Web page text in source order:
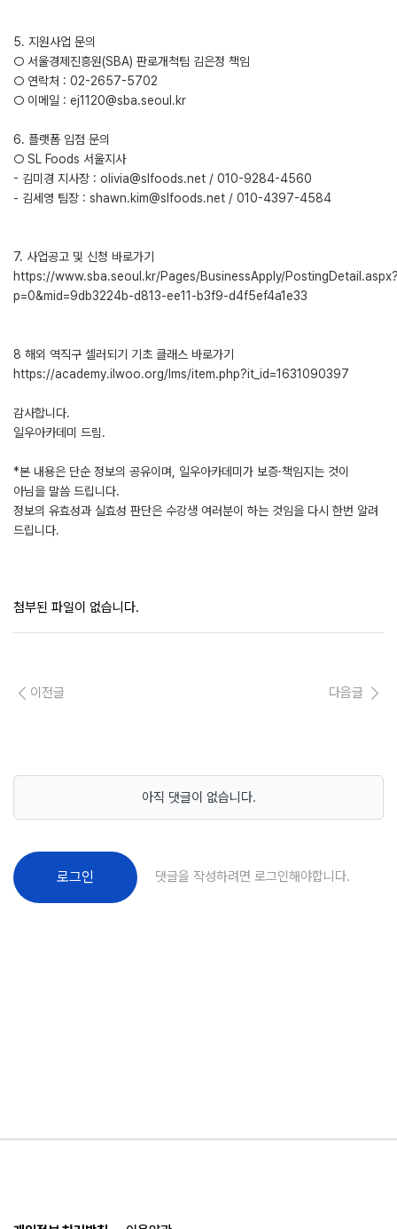
5. 지원사업 문의
○ 서울경제진흥원(SBA) 판로개척팀 김은정 책임
○ 연락처 : 02-2657-5702
○ 이메일 : ej1120@sba.seoul.kr
6. 플랫폼 입점 문의
○ SL Foods 서울지사
- 김미경 지사장 : olivia@slfoods.net / 010-9284-4560
- 김세영 팀장 : shawn.kim@slfoods.net / 010-4397-4584
7. 사업공고 및 신청 바로가기
https://www.sba.seoul.kr/Pages/BusinessApply/
p=0&mid=9db3224b-d813-ee11-b3f9-d4f5ef4a1e33
8 해외 역직구 셀러되기 기초 클래스 바로가기
https://academy.ilwoo.org/lms/item.php?it_id=1631090397
감사합니다.
일우아카데미 드림.
*본 내용은 단순 정보의 공유이며, 일우아카데미가 보증·책임지는 것이
아님을 말씀 드립니다.
정보의 유효성과 실효성 판단은 수강생 여러분이 하는 것임을 다시 한번 알려
드립니다.
첨부된 파일이 없습니다.
이전글 다음글
아직 댓글이 없습니다.
로그인 댓글을 작성하려면 로그인해야합니다.